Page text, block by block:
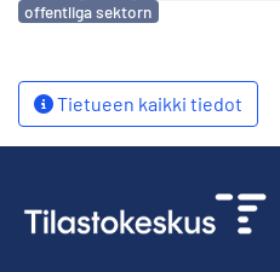
offentliga sektorn
Tietueen kaikki tiedot